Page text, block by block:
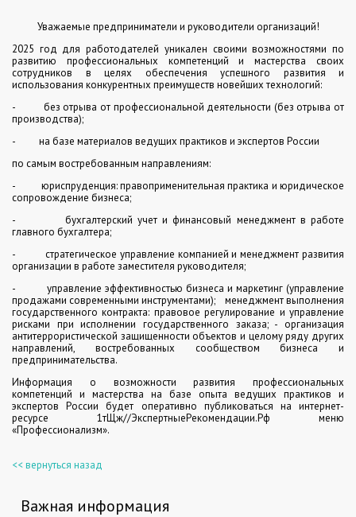
Уважаемые предприниматели и руководители организаций!
2025 год для работодателей уникален своими возможностями по
развитию профессиональных компетенций и мастерства своих
сотрудников в целях обеспечения успешного развития и
использования конкурентных преимуществ новейших технологий:
-
без отрыва от профессиональной деятельности (без отрыва от
производства);
-
на базе материалов ведущих практиков и экспертов России
по самым востребованным направлениям:
-
юриспруденция: правоприменительная практика и юридическое
сопровождение бизнеса;
-
бухгалтерский учет и финансовый менеджмент в работе
главного бухгалтера;
-
стратегическое управление компанией и менеджмент развития
организации в работе заместителя руководителя;
-
управление эффективностью бизнеса и маркетинг (управление
продажами современными инструментами);
менеджмент выполнения
государственного контракта: правовое регулирование и управление
рисками при исполнении государственного заказа; - организация
антитеррористической защищенности объектов и целому ряду других
направлений, востребованных сообществом бизнеса и
предпринимательства.
Информация о возможности развития профессиональных
компетенций и мастерства на базе опыта ведущих практиков и
экспертов России будет оперативно публиковаться на интернет-
ресурсе 1тЩж//ЭкспертныеРекомендации.Рф меню
«Профессионализм».
<< вернуться назад
Важная информация